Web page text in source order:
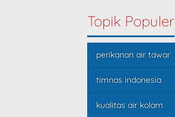
Topik Populer
perikanan air tawar
timnas indonesia
kualitas air kolam